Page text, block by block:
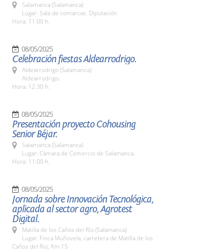
Salamanca (Salamanca)
Lugar: Sala de comarcas. Diputación
Hora: 11:00 h.
08/05/2025
Celebración fiestas Aldearrodrigo.
Aldearrodrigo (Salamanca)
Aldearrodrigo.
Hora: 12:30 h.
08/05/2025
Presentación proyecto Cohousing
Senior Béjar.
Salamanca (Salamanca)
Lugar: Cámara de Comercio de Salamanca.
Hora: 11:00 h.
08/05/2025
Jornada sobre Innovación Tecnológica,
aplicada al sector agro, Agrotest
Digital.
Matilla de los Caños del Río (Salamanca)
Lugar: Finca Muñovela, carretera de Matilla de los
Caños del Rio, Km 15